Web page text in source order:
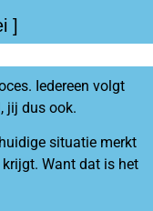
]
Iedereen volgt
jij dus ook.
situatie merkt
Want dat is het